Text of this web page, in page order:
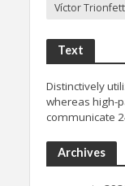
Víctor
Text
Distinctively
whereas high-
communicate
Archives